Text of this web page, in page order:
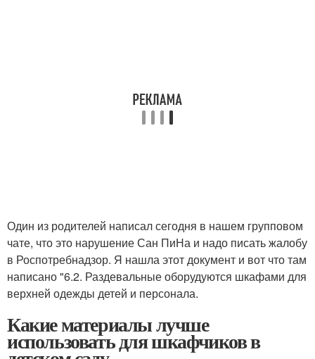
Один из родителей написал сегодня в нашем групповом
чате, что это нарушение Сан ПиНа и надо писать жалобу
в Роспотребнадзор. Я нашла этот документ и вот что там
написано "6.2. Раздевальные оборудуются шкафами для
верхней одежды детей и персонала.
Какие материалы лучше
использовать для шкафчиков в